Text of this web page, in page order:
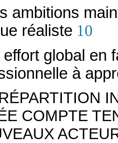
ambitions
réaliste 10
global en
à
COMPTE